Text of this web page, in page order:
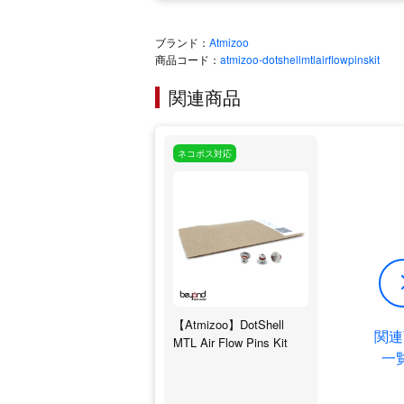
ブランド： Atmizoo
商品コード： atmizoo-dotshellmtlairflowpinskit
関連商品
ネコポス対応
【Atmizoo】DotShell
MTL Air Flow Pins Kit
関
一